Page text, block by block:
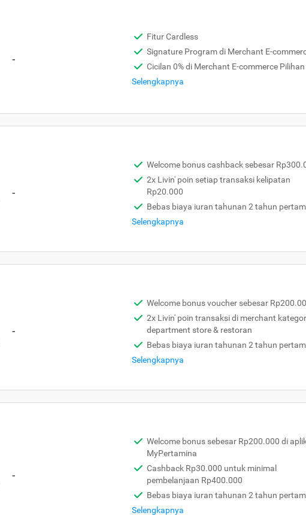
-
Fitur Cardless
Signature Program di Merchant E-
Cicilan 0% di Merchant E-commerce Pilihan
Selengkapnya
-
Welcome bonus cashback sebesar
2x Livin' poin setiap transaksi kelipatan
Rp20.000
Bebas biaya iuran tahunan 2 tahun
Selengkapnya
-
Welcome bonus voucher sebesar
2x Livin' poin transaksi di merchant
department store & restoran
Bebas biaya iuran tahunan 2 tahun
Selengkapnya
-
Welcome bonus sebesar Rp200.000 di
MyPertamina
Cashback Rp30.000 untuk minimal
pembelanjaan Rp400.000
Bebas biaya iuran tahunan 2 tahun
Selengkapnya